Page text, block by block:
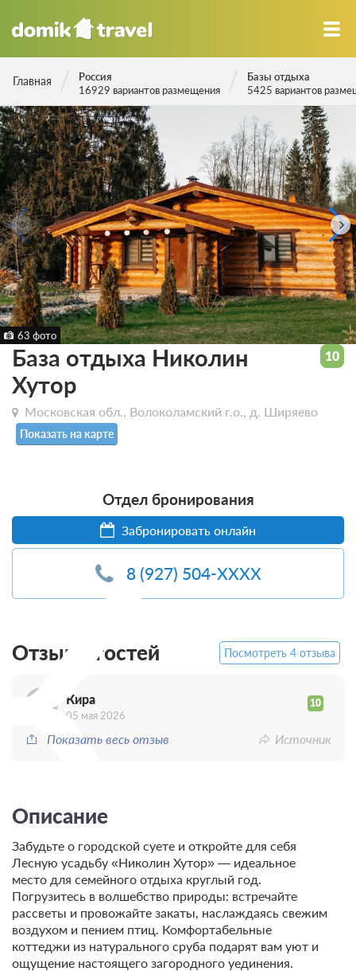
Главная
Россия
16929 вариантов размещения
Базы отдыха
5425 вариантов
63 фото
База отдыха Николин
Хутор
Московская обл., Волоколамский г.о., д. Ширяево
Показать на карте
Отдел бронирования
Забронировать онлайн
8 (927) 504-XXXX
10
Отзывы гостей Посмотреть 4 отзыва
Кира 10
05 мая 2026
Показать весь отзыв Источник
Описание
Забудьте о городской суете и откройте для себя
Лесную усадьбу «Николин Хутор» — идеальное
место для семейного отдыха круглый год.
Погрузитесь в волшебство природы: встречайте
рассветы и провожайте закаты, наслаждаясь свежим
воздухом и пением птиц. Комфортабельные
коттеджи из натурального сруба подарят вам уют и
ощущение настоящего загородного уединения.